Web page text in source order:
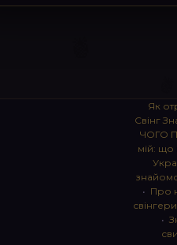
Як
Свінг
ЧОГО
мій: що
• Про
•